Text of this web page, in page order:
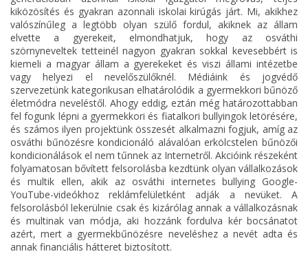
kiközösítés és gyakran azonnali iskolai kirúgás járt. Mi, akikhez
valószínűleg a legtöbb olyan szülő fordul, akiknek az állam
elvette a gyerekeit, elmondhatjuk, hogy az osváthi
szörnyneveltek tetteinél nagyon gyakran sokkal kevesebbért is
kiemeli a magyar állam a gyerekeket és viszi állami intézetbe
vagy helyezi el nevelőszülőknél. Médiáink és jogvédő
szervezetünk kategorikusan elhatárolódik a gyermekkori bűnöző
életmódra neveléstől. Ahogy eddig, eztán még határozottabban
fel fogunk lépni a gyermekkori és fiatalkori bullyingok letörésére,
és számos ilyen projektünk összesét alkalmazni fogjuk, amíg az
osváthi bűnözésre kondicionáló alávalóan erkölcstelen bűnözői
kondicionálások el nem tűnnek az Internetről. Akcióink részeként
folyamatosan bővített felsorolásba kezdtünk olyan vállalkozások
és multik ellen, akik az osváthi internetes bullying Google-
YouTube-videókhoz reklámfelületként adják a nevüket. A
felsorolásból lekerülnie csak és kizárólag annak a vállalkozásnak
és multinak van módja, aki hozzánk fordulva kér bocsánatot
azért, mert a gyermekbűnözésre neveléshez a nevét adta és
annak financiális hátteret biztosított.